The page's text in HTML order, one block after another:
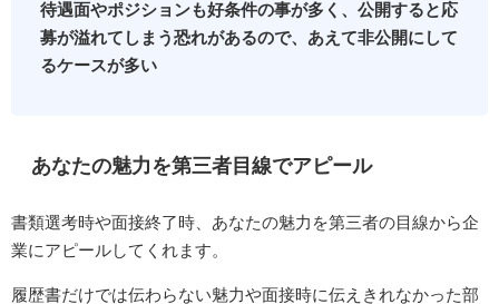
待遇面やポジションも好条件の事が多く、公開すると応
募が溢れてしまう恐れがあるので、あえて非公開にして
るケースが多い
あなたの魅力を第三者目線でアピール
書類選考時や面接終了時、あなたの魅力を第三者の目線から企
業にアピールしてくれます。
履歴書だけでは伝わらない魅力や面接時に伝えきれなかった部